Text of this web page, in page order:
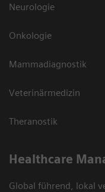
Neurologie
Onkologie
Mammadiagnostik
Veterinärmedizin
Theranostik
Healthcare
Global führend, lokal